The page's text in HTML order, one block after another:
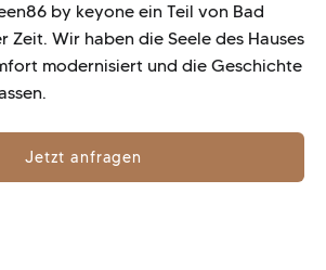
by keyone ein Teil von Bad
Zeit. Wir haben die Seele des Hauses
modernisiert und die Geschichte
Jetzt anfragen